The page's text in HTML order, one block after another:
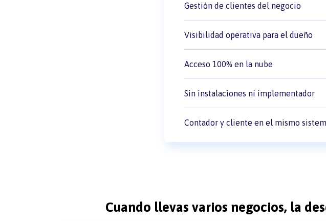
Gestión de clientes del negocio
Visibilidad operativa para el dueño
Acceso 100% en la nube
Sin instalaciones ni implementador
Contador y cliente en el mismo
Cuando llevas varios negocios, la